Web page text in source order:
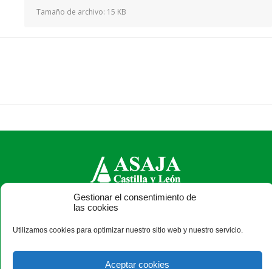
Gestionar el consentimiento de
las cookies
Utilizamos cookies para optimizar nuestro sitio web y nuestro servicio.
Aceptar cookies
Tamaño de archivo: 15 KB
ASAJA Castilla y León - Jóvenes Agricultores
Valladolid - España · Tel.: +34 983 472 350 ·
info@asajacyl.com